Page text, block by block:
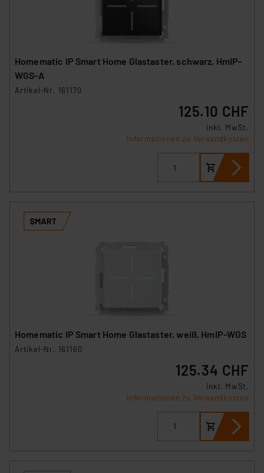
Homematic IP Smart Home Glastaster, schwarz, HmIP-
WGS-A
Artikel-Nr. 161170
125.10 CHF
inkl. MwSt.
Informationen zu Versandkosten
Homematic IP Smart Home Glastaster, weiß, HmIP-WGS
Artikel-Nr. 161160
125.34 CHF
inkl. MwSt.
Informationen zu Versandkosten